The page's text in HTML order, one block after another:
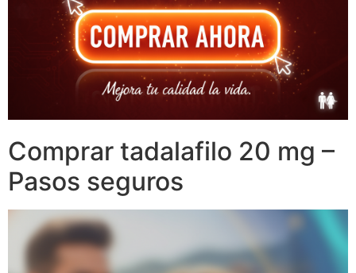
Comprar tadalafilo 20 mg –
Pasos seguros